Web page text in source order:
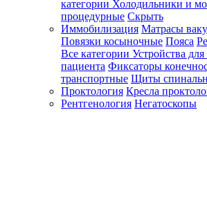
категории Холодильники и
процедурные Скрыть
Иммобилизация Матрасы
Повязки косыночные Пояса
Все категории Устройства
пациента Фиксаторы
транспортные Щиты
Проктология Кресла
Рентгенология Негатоскопы